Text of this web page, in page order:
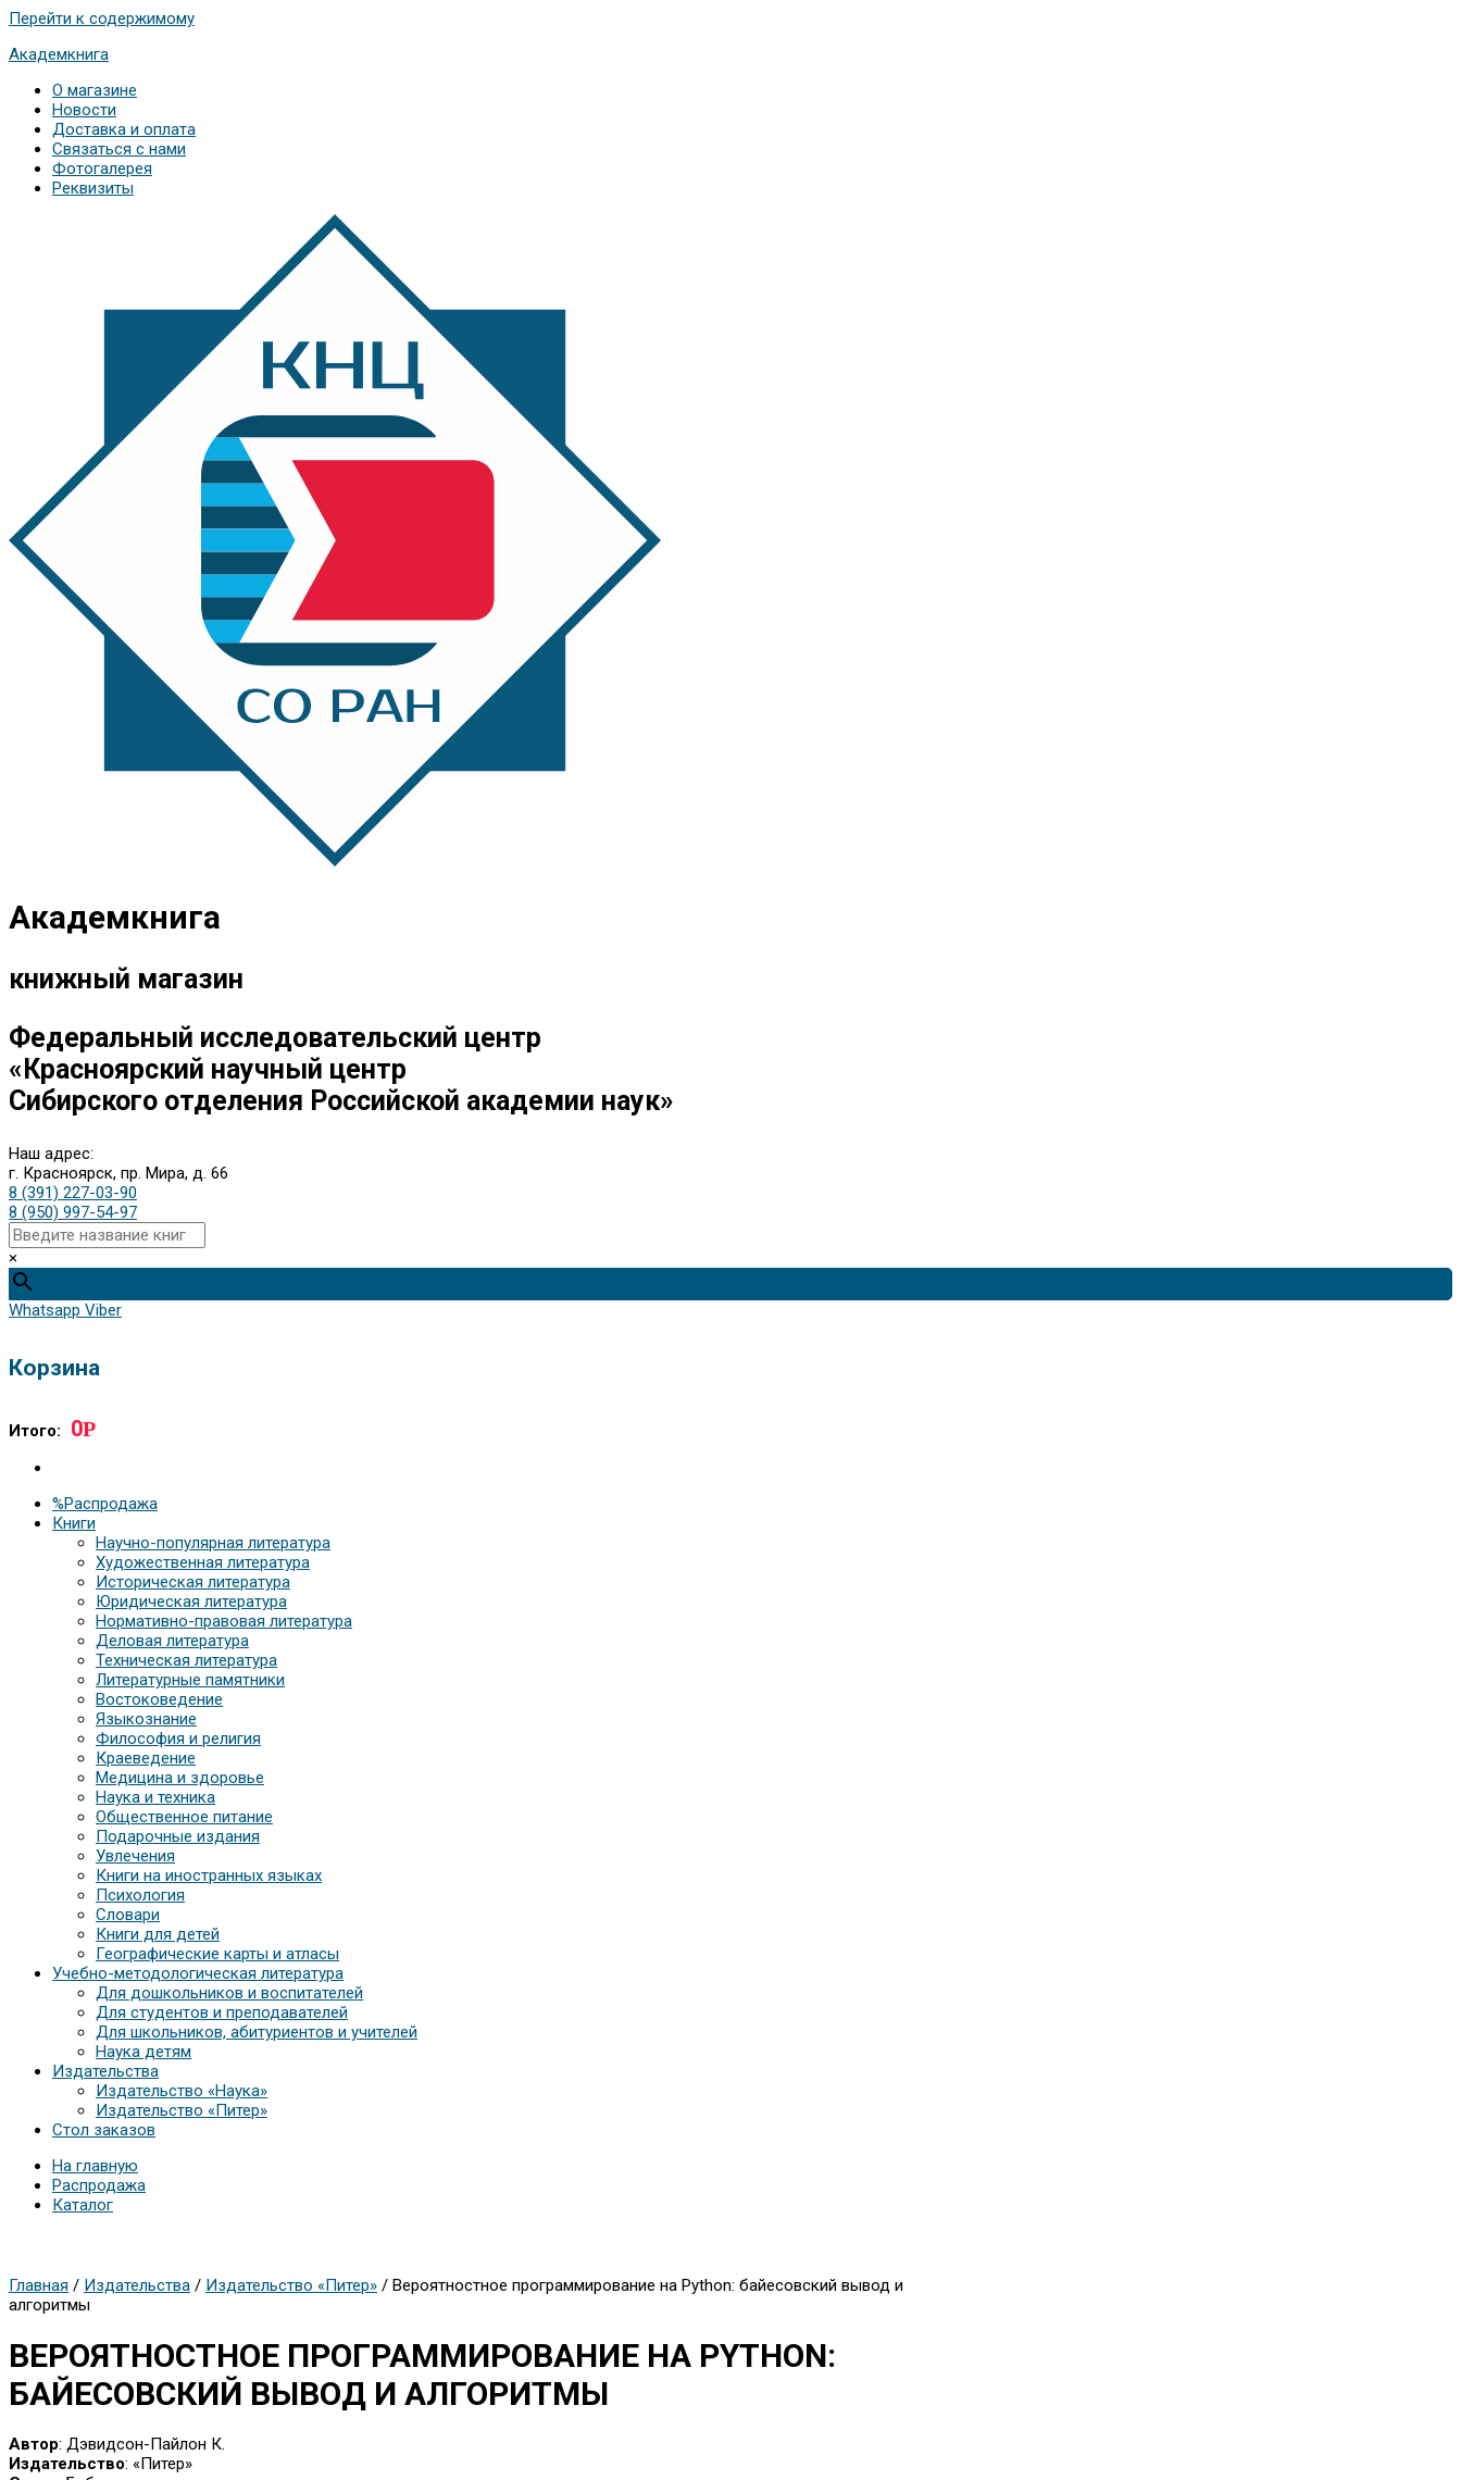
Перейти к содержимому
Академкнига
О магазине
Новости
Доставка и оплата
Связаться с нами
Фотогалерея
Реквизиты
Академкнига
книжный магазин
Федеральный исследовательский центр
«Красноярский научный центр
Сибирского отделения Российской академии наук»
Наш адрес:
г. Красноярск, пр. Мира, д. 66
8 (391) 227-03-90
8 (950) 997-54-97
×
Whatsapp Viber
Корзина
Итого: 0Р
%Распродажа
Книги
Научно-популярная литература
Художественная литература
Историческая литература
Юридическая литература
Нормативно-правовая литература
Деловая литература
Техническая литература
Литературные памятники
Востоковедение
Языкознание
Философия и религия
Краеведение
Медицина и здоровье
Наука и техника
Общественное питание
Подарочные издания
Увлечения
Книги на иностранных языках
Психология
Словари
Книги для детей
Географические карты и атласы
Учебно-методологическая литература
Для дошкольников и воспитателей
Для студентов и преподавателей
Для школьников, абитуриентов и учителей
Наука детям
Издательства
Издательство «Наука»
Издательство «Питер»
Стол заказов
На главную
Распродажа
Каталог
Главная / Издательства / Издательство «Питер» / Вероятностное программирование на Python: байесовский вывод и
алгоритмы
ВЕРОЯТНОСТНОЕ ПРОГРАММИРОВАНИЕ НА PYTHON:
БАЙЕСОВСКИЙ ВЫВОД И АЛГОРИТМЫ
Автор: Дэвидсон-Пайлон К.
Издательство: «Питер»